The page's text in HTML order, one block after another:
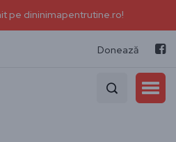
pe dininimapentrutine.ro!
Donează